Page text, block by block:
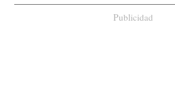
Publicidad